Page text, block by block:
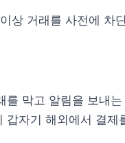
상 거래를 사전에 차
막고 알림을 보내
자기 해외에서 결제